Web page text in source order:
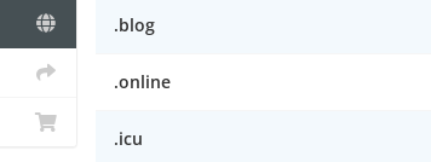
.blog
.online
.icu